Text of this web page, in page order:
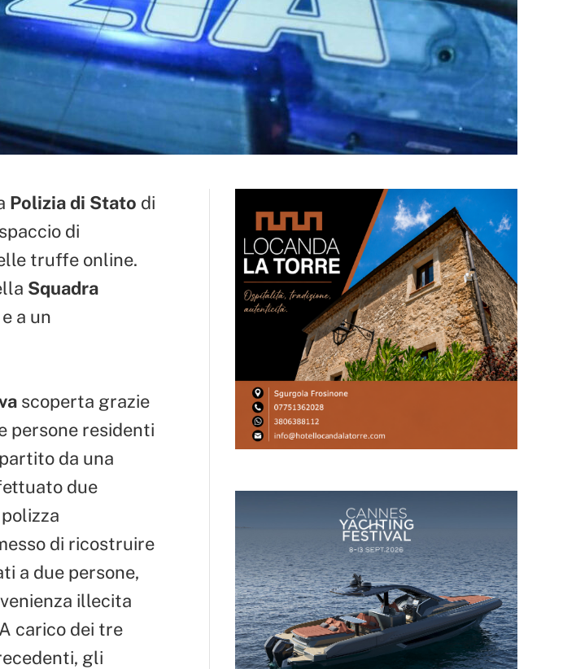
Polizia di Stato di
di
truffe online.
Squadra
a un
scoperta grazie
persone residenti
da una
due
di ricostruire
a due persone,
illecita
carico dei tre
gli